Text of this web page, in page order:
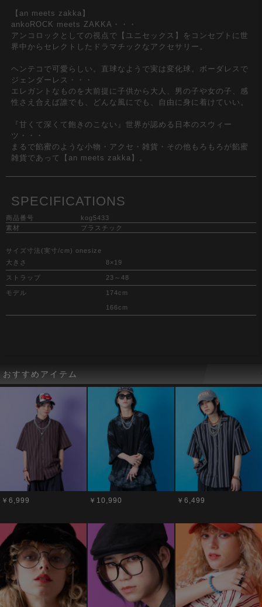
【an meets zakka】
ankoROCK meets ZAKKA・・・
アンコロックとしての視点で【ユニセックス】をコンセプトに世
界中からセレクトしたドラマチックなアクセサリー。
ヘンテコで可愛らしい。直球なようで実は変化球。ボーダレスで
ジェンダーレス・・・
エレガントなものを大前提に子供から大人、男の子や女の子、感
性さえ合えば誰でも、どんな風にでも、自由に身に着けていい。
『甘くて深くて飽きのこない』世界が認める日本のスウィー
ツ・・・
まるで餡蜜のような小物・アクセ・雑貨・その他もろもろが餡蜜
雑貨であって【an meets zakka】。
SPECIFICATIONS
商品番号
kog5433
素材
プラスチック
サイズ寸法(実寸/cm) onesize
大きさ
8×19
ストラップ 23～48
モデル 174cm
166cm
おすすめアイテム
￥6,999 ￥10,990 ￥6,499